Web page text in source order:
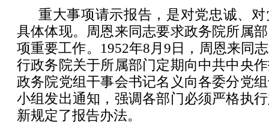
重大事项请示报告，是对党忠诚、
具体体现。周恩来同志要求政务院所属
项重要工作。1952年8月9日，周恩来同
行政务院关于所属部门定期向中共中央
政务院党组干事会书记名义向各委分党
小组发出通知，强调各部门必须严格执
新规定了报告办法。